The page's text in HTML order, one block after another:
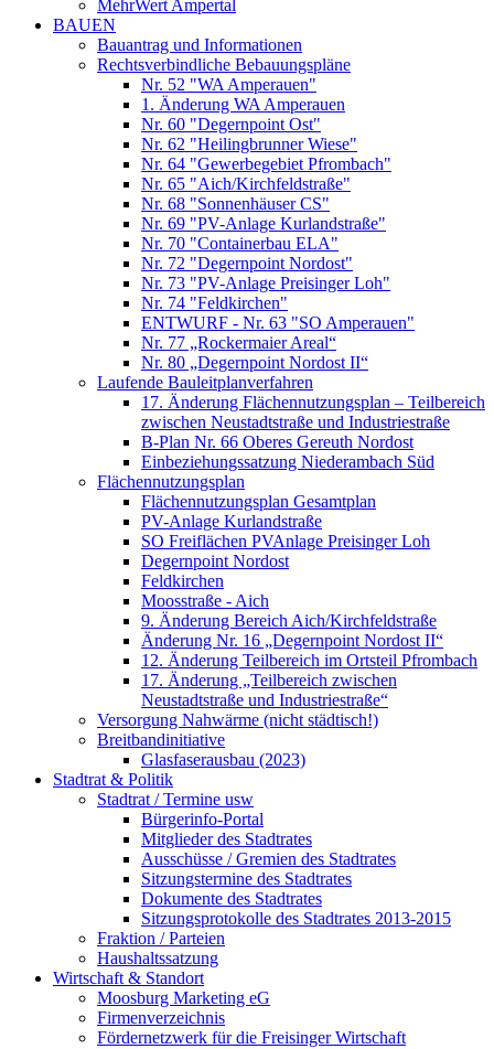
MehrWert Ampertal
BAUEN
Bauantrag und Informationen
Rechtsverbindliche Bebauungspläne
Nr. 52 "WA Amperauen"
1. Änderung WA Amperauen
Nr. 60 "Degernpoint Ost"
Nr. 62 "Heilingbrunner Wiese"
Nr. 64 "Gewerbegebiet Pfrombach"
Nr. 65 "Aich/Kirchfeldstraße"
Nr. 68 "Sonnenhäuser CS"
Nr. 69 "PV-Anlage Kurlandstraße"
Nr. 70 "Containerbau ELA"
Nr. 72 "Degernpoint Nordost"
Nr. 73 "PV-Anlage Preisinger Loh"
Nr. 74 "Feldkirchen"
ENTWURF - Nr. 63 "SO Amperauen"
Nr. 77 „Rockermaier Areal“
Nr. 80 „Degernpoint Nordost II“
Laufende Bauleitplanverfahren
17. Änderung Flächennutzungsplan – Teilbereich
zwischen Neustadtstraße und Industriestraße
B-Plan Nr. 66 Oberes Gereuth Nordost
Einbeziehungssatzung Niederambach Süd
Flächennutzungsplan
Flächennutzungsplan Gesamtplan
PV-Anlage Kurlandstraße
SO Freiflächen PV­Anlage Preisinger Loh
Degernpoint Nordost
Feldkirchen
Moosstraße - Aich
9. Änderung Bereich Aich/Kirchfeldstraße
Änderung Nr. 16 „Degernpoint Nordost II“
12. Änderung Teilbereich im Ortsteil Pfrombach
17. Änderung „Teilbereich zwischen
Neustadtstraße und Industriestraße“
Versorgung Nahwärme (nicht städtisch!)
Breitbandinitiative
Glasfaserausbau (2023)
Stadtrat & Politik
Stadtrat / Termine usw
Bürgerinfo-Portal
Mitglieder des Stadtrates
Ausschüsse / Gremien des Stadtrates
Sitzungstermine des Stadtrates
Dokumente des Stadtrates
Sitzungsprotokolle des Stadtrates 2013-2015
Fraktion / Parteien
Haushaltssatzung
Wirtschaft & Standort
Moosburg Marketing eG
Firmenverzeichnis
Fördernetzwerk für die Freisinger Wirtschaft